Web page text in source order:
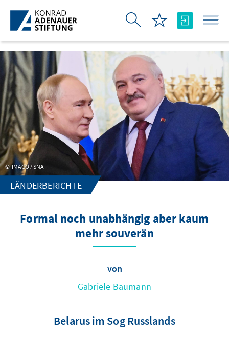
Zum Hauptinhalt springen
IMAGO / SNA
LÄNDERBERICHTE
Formal noch unabhängig aber kaum
mehr souverän
von
Gabriele Baumann
Belarus im Sog Russlands